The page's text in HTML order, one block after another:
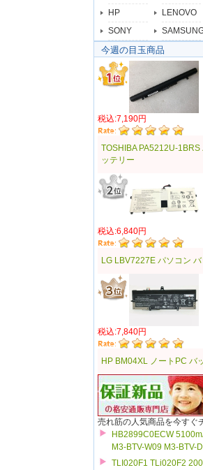
HP
LENOVO
SONY
今週の目玉商品
税込:7,190円
TOSHIBA PA5212U-1BRS
ッテリー
税込:6,840円
LG LBV7227E パソコン
税込:7,840円
HP BM04XL ノートPC バ
売れ筋の人気商品を今すぐ
HB2899C0ECW
M3-BTV-W09 M3-BTV-
TLI020F1 TLi020F2